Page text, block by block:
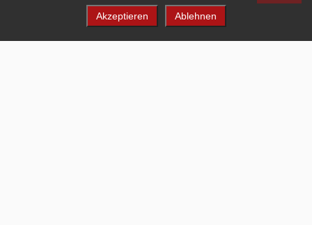
Weitere Inhalte sehen
Akzeptieren Ablehnen